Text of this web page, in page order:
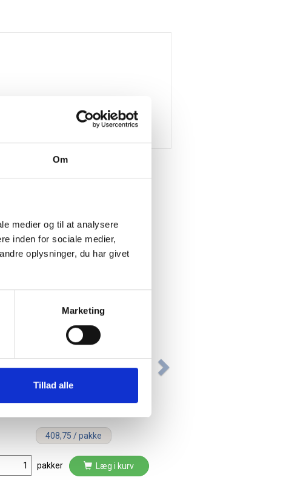
Om
medier og til at analysere
inden for sociale medier,
oplysninger, du har givet
Marketing
Tillad alle
bølgemotiv hvid 500stk/pak
408,75 / pakke
pakker Læg i kurv